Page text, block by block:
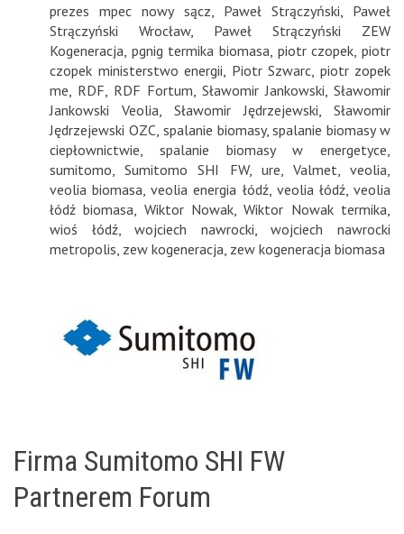
prezes mpec nowy sącz Paweł Strączyński
Paweł
Strączyński Wrocław, Paweł Strączyński ZEW
Kogeneracja pgnig termika biomasa piotr czopek ,piotr
czopek ministerstwo energii Piotr Szwarc piotr zopek
me RDF RDF Fortum Sławomir Jankowski Sławomir
Jankowski Veolia
Sławomir Jędrzejewski
Sławomir
Jędrzejewski OZC spalanie biomasy,spalanie biomasy w
ciepłownictwie
spalanie biomasy w energetyce
sumitomo ,Sumitomo SHI FW, ure Valmet ,veolia
veolia biomasa ,veolia energia łódź, veolia łódź,veolia
łódź biomasa
Wiktor Nowak ,Wiktor Nowak termika
wioś łódź,wojciech nawrocki ,wojciech nawrocki
metropolis zew kogeneracja zew kogeneracja biomasa
Firma Sumitomo SHI FW
Partnerem Forum